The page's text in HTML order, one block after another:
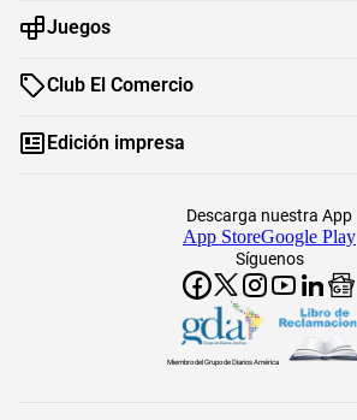
Juegos
Club El Comercio
Edición impresa
Síguenos
Descarga nuestra App
App StoreGoogle Play
Miembro del Grupo de Diarios América